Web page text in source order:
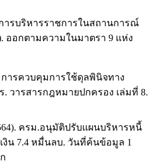
การบริหารราชการในสถานการณ์
ออกตามความในมาตรา 9 แห่ง
ารควบคุมการใช้ดุลพินิจทาง
วารสารกฎหมายปกครอง เล่มที่ 8.
ครม.อนุมัติปรับแผนบริหารหนี้
งิน 7.4 หมื่นลบ. วันที่ค้นข้อมูล 1